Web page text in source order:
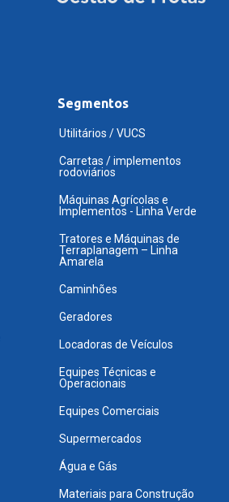
Segmentos
Utilitários / VUCS
Carretas / implementos
rodoviários
Máquinas Agrícolas e
Implementos - Linha Verde
Tratores e Máquinas de
Terraplanagem – Linha
Amarela
Caminhões
Geradores
Locadoras de Veículos
Equipes Técnicas e
Operacionais
Equipes Comerciais
Supermercados
Água e Gás
Materiais para Construção